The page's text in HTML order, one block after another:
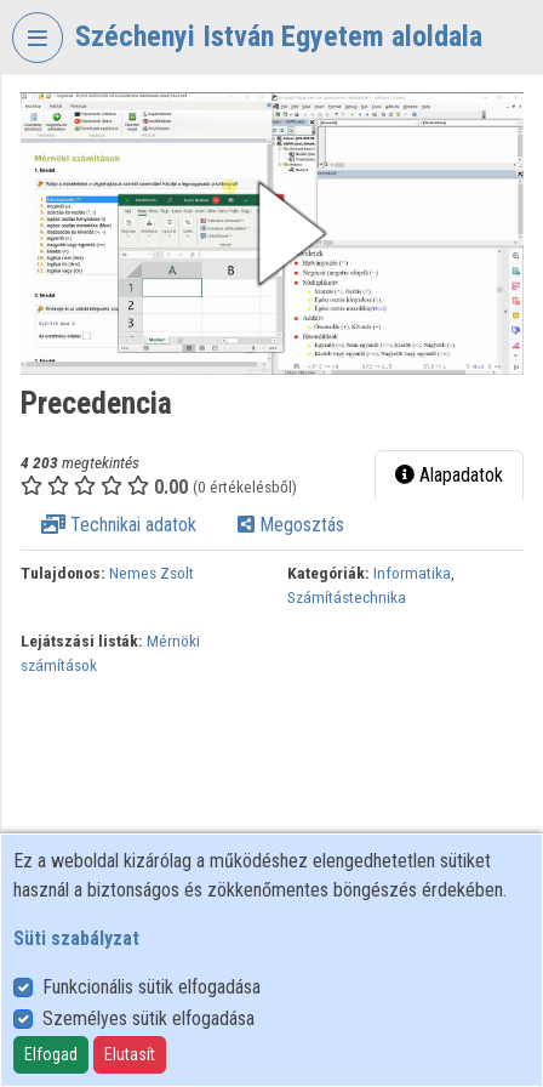
Fejléc kihagyása
Széchenyi István Egyetem aloldala
VIDEOTORIUM
SZÉCHENYI
ISTVÁN
EGYETEM
Intézményi kezdőlap
Bejelentkezés
Intézményi listák
Intézmények
Precedencia
4 203megtekintés
0.00 (0 értékelésből) Alapadatok
Technikai adatok Megosztás
Tulajdonos: Nemes Zsolt Kategóriák: Informatika,
Számítástechnika
Lejátszási listák: Mérnöki
számítások
Felhasználói szabályzat
Adatkezelési tájékoztató
Süti szabályzat
Ez a weboldal kizárólag a működéshez elengedhetetlen sütiket
használ a biztonságos és zökkenőmentes böngészés érdekében.
Süti szabályzat
Funkcionális sütik elfogadása
Személyes sütik elfogadása
Elfogad Elutasít